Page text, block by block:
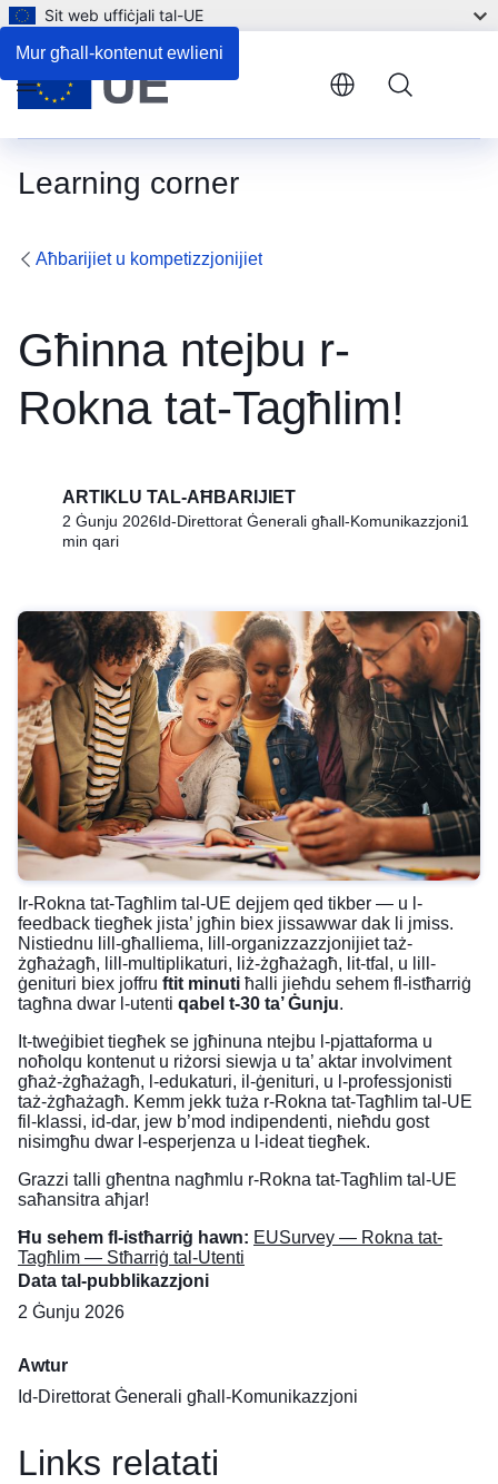
Mur għall-kontenut ewlieni
Sit web uffiċjali tal-UE
Learning corner
Menu
Aħbarijiet u kompetizzjonijiet
Għinna ntejbu r-
Rokna tat-Tagħlim!
ARTIKLU TAL-AĦBARIJIET
2 Ġunju 2026Id-Direttorat Ġenerali għall-Komunikazzjoni1
min qari
Ir-Rokna tat-Tagħlim tal-UE dejjem qed tikber — u l-
feedback tiegħek jista’ jgħin biex jissawwar dak li jmiss.
Nistiednu lill-għalliema, lill-organizzazzjonijiet taż-
żgħażagħ, lill-multiplikaturi, liż-żgħażagħ, lit-tfal, u lill-
ġenituri biex joffru ftit minuti ħalli jieħdu sehem fl-istħarriġ
tagħna dwar l-utenti qabel t-30 ta’ Ġunju.
It-tweġibiet tiegħek se jgħinuna ntejbu l-pjattaforma u
noħolqu kontenut u riżorsi siewja u ta’ aktar involviment
għaż-żgħażagħ, l-edukaturi, il-ġenituri, u l-professjonisti
taż-żgħażagħ. Kemm jekk tuża r-Rokna tat-Tagħlim tal-UE
fil-klassi, id-dar, jew b’mod indipendenti, nieħdu gost
nisimgħu dwar l-esperjenza u l-ideat tiegħek.
Grazzi talli għentna nagħmlu r-Rokna tat-Tagħlim tal-UE
saħansitra aħjar!
Ħu sehem fl-istħarriġ hawn: EUSurvey — Rokna tat-
Tagħlim — Stħarriġ tal-Utenti
Data tal-pubblikazzjoni
2 Ġunju 2026
Awtur
Id-Direttorat Ġenerali għall-Komunikazzjoni
Links relatati